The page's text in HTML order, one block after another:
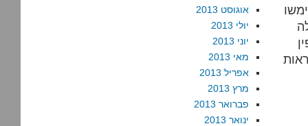
אוגוסט 2013
יולי 2013
יוני 2013
מאי 2013
אפריל 2013
מרץ 2013
פברואר 2013
ינואר 2013